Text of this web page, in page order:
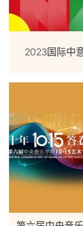
2023国际中